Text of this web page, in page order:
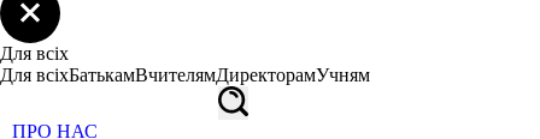
Для всіх
Для всіхБатькамВчителямДиректорамУчням
ПРО НАС